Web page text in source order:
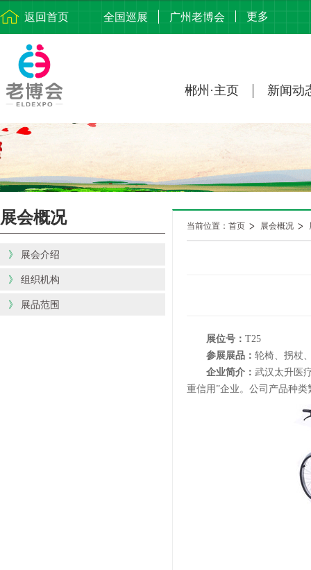
返回首页 全国巡展 广州老博会 更多
郴州·主页 新闻动
展会概况
》 展会介绍
》 组织机构
》 展品范围
当前位置：首页 展会概况
展位号： T25
参展展品： 轮椅、拐杖
企业简介： 武汉太升医
重信用”企业。公司产品种